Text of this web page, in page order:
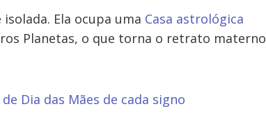
Ela ocupa uma Casa astrológica
Planetas, o que torna o retrato materno
Dia das Mães de cada signo